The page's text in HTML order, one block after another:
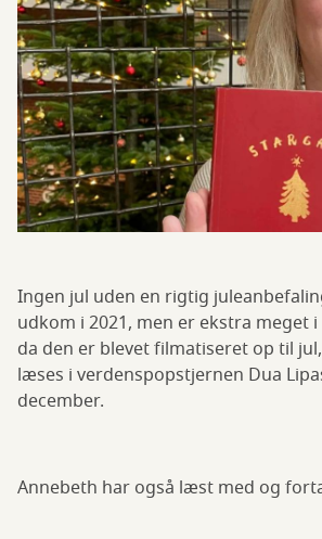
Ingen jul uden en rigtig
udkom i 2021, men er ekstra meget i
da den er blevet filmatiseret op til
læses i verdenspopstjernen Dua
december.
Annebeth har også læst med og